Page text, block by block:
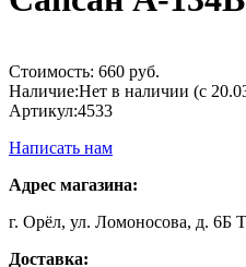
Стоимость: 660 руб.
Наличие:Нет в наличии (с
Артикул:4533
Написать нам
Адрес магазина:
г. Орёл, ул. Ломоносова, д.
Доставка: